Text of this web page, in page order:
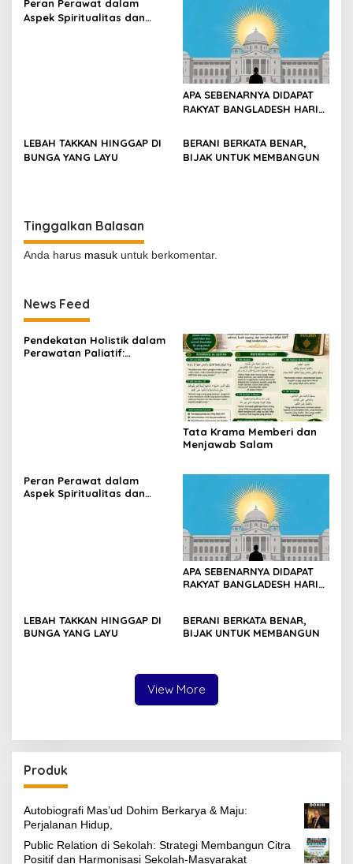
Peran Perawat dalam
Aspek Spiritualitas dan
APA SEBENARNYA DIDAPAT
RAKYAT BANGLADESH HARI
LEBAH TAKKAN HINGGAP DI
BUNGA YANG LAYU
BERANI BERKATA BENAR,
BIJAK UNTUK MEMBANGUN
Tinggalkan Balasan
Anda harus masuk untuk berkomentar.
News Feed
Pendekatan Holistik dalam
Perawatan Paliatif:
Tata Krama Memberi dan
Menjawab Salam
Peran Perawat dalam
Aspek Spiritualitas dan
APA SEBENARNYA DIDAPAT
RAKYAT BANGLADESH HARI
LEBAH TAKKAN HINGGAP DI
BUNGA YANG LAYU
BERANI BERKATA BENAR,
BIJAK UNTUK MEMBANGUN
View More
Produk
Autobiografi Mas’ud Dohim Berkarya & Maju:
Perjalanan Hidup,
Public Relation di Sekolah: Strategi Membangun Citra
Positif dan Harmonisasi Sekolah-Masyarakat